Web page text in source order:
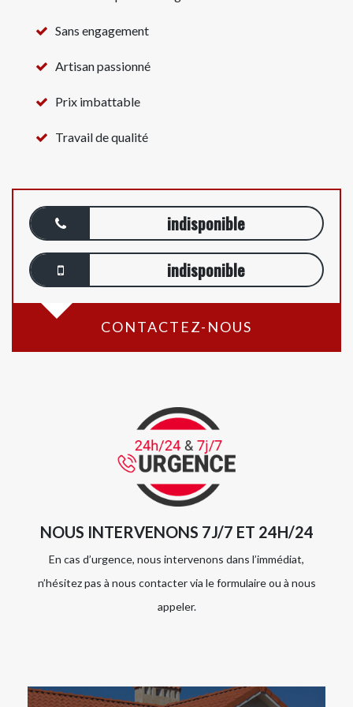
Sans engagement
Artisan passionné
Prix imbattable
Travail de qualité
indisponible
indisponible
CONTACTEZ-NOUS
NOUS INTERVENONS 7J/7 ET 24H/24
En cas d’urgence, nous intervenons dans l’immédiat,
n’hésitez pas à nous contacter via le formulaire ou à nous
appeler.